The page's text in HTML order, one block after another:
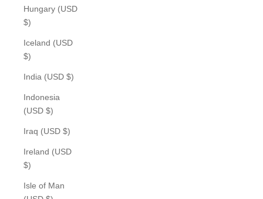
Hungary (USD
$)
Iceland (USD
$)
India (USD $)
Indonesia
(USD $)
Iraq (USD $)
Ireland (USD
$)
Isle of Man